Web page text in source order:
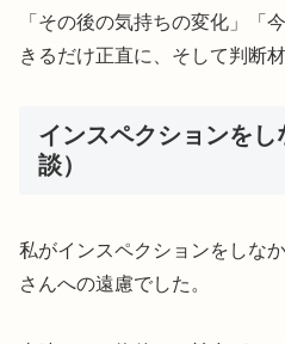
「その後の気持ちの変化」「
きるだけ正直に、そして判断
インスペクションを
談）
私がインスペクションをしな
さんへの遠慮でした。